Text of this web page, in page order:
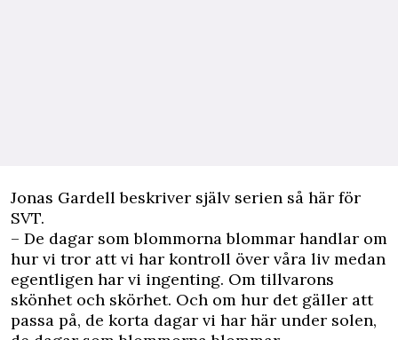
Jonas Gardell beskriver själv serien så här för
SVT.
– De dagar som blommorna blommar handlar om
hur vi tror att vi har kontroll över våra liv medan
egentligen har vi ingenting. Om tillvarons
skönhet och skörhet. Och om hur det gäller att
passa på, de korta dagar vi har här under solen,